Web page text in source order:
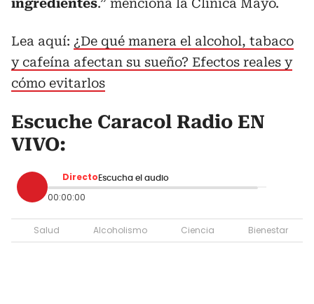
ingredientes.” menciona la Clínica Mayo.
Lea aquí: ¿De qué manera el alcohol, tabaco
y cafeína afectan su sueño? Efectos reales y
cómo evitarlos
Escuche Caracol Radio EN
VIVO:
Directo Escucha el audio
00:00:00
Salud Alcoholismo Ciencia Bienestar